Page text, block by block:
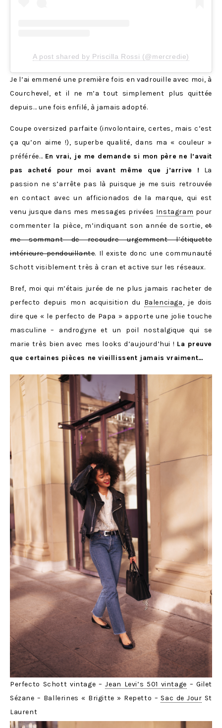
A post shared by Priscilla Rossi (@mercredie)
Je l’ai emmené une première fois en vadrouille avec moi, à
Courchevel, et il ne m’a tout simplement plus quittée
depuis… une fois enfilé, à jamais adopté.
Coupe oversized parfaite (involontaire, certes, mais c’est
ça qu’on aime !), superbe qualité, dans ma « couleur »
préférée… En vrai, je me demande si mon père ne l’avait
pas acheté pour moi avant même que j’arrive ! La
passion ne s’arrête pas là puisque je me suis retrouvée
en contact avec un afficionados de la marque, qui est
venu jusque dans mes messages privées Instagram pour
commenter la pièce, m’indiquant son année de sortie,et
me sommant de recoudre urgemment l’étiquette
intérieure pendouillante. Il existe donc une communauté
Schott visiblement très à cran et active sur les réseaux.
Bref, moi qui m’étais jurée de ne plus jamais racheter de
perfecto depuis mon acquisition du Balenciaga, je dois
dire que « le perfecto de Papa » apporte une jolie touche
masculine – androgyne et un poil nostalgique qui se
marie très bien avec mes looks d’aujourd’hui ! La preuve
que certaines pièces ne vieillissent jamais vraiment…
Perfecto Schott vintage –Jean Levi’s 501 vintage – Gilet
Sézane – Ballerines « Brigitte » Repetto – Sac de Jour St
Laurent